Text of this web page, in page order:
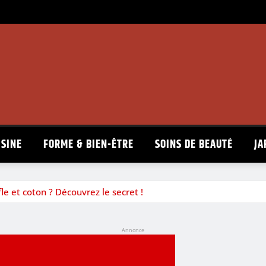
FORME & BIEN-ÊTRE SOINS DE BEAUTÉ
et coton ? Découvrez le secret !
Annonce